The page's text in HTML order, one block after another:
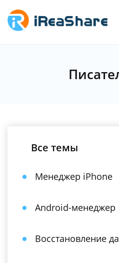
Все темы
Менеджер iPhone
Android-менеджер
Восстановление